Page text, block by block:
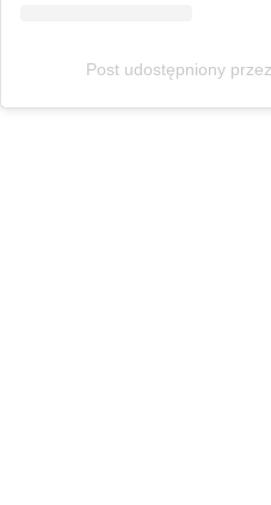
Post udostępniony